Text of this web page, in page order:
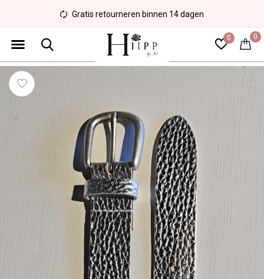
0 0
Gratis retourneren binnen 14 dagen